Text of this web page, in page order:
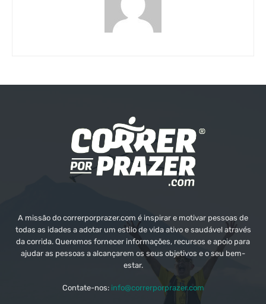
A missão do correrporprazer.com é inspirar e motivar pessoas de
todas as idades a adotar um estilo de vida ativo e saudável através
da corrida. Queremos fornecer informações, recursos e apoio para
ajudar as pessoas a alcançarem os seus objetivos e o seu bem-
estar.
Contate-nos: info@correrporprazer.com